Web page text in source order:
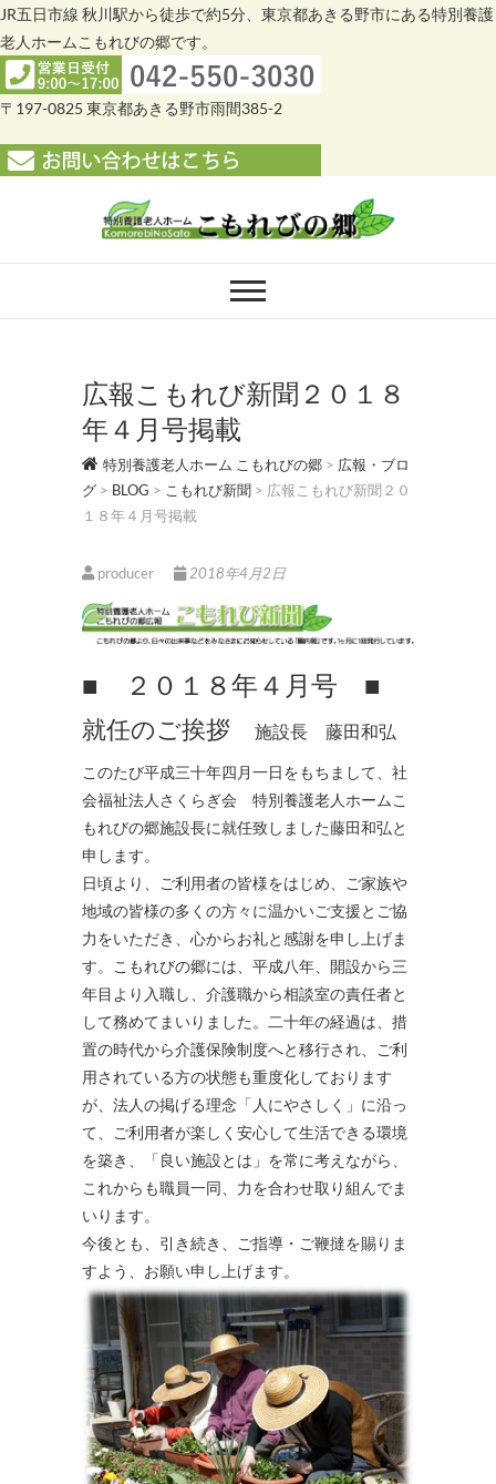
JR五日市線 秋川駅から徒歩で約5分、東京都あきる野市にある特別養護
老人ホームこもれびの郷です。
〒197-0825 東京都あきる野市雨間385-2
特別養護老人ホー
ム こもれびの郷
広報こもれび新聞２０１８
年４月号掲載
特別養護老人ホーム こもれびの郷 > 広報・ブロ
グ > BLOG > こもれび新聞 > 広報こもれび新聞２０
１８年４月号掲載
producer 2018年4月2日
■ ２０１８年４月号 ■
就任のご挨拶 施設長 藤田和弘
このたび平成三十年四月一日をもちまして、社
会福祉法人さくらぎ会 特別養護老人ホームこ
もれびの郷施設長に就任致しました藤田和弘と
申します。
日頃より、ご利用者の皆様をはじめ、ご家族や
地域の皆様の多くの方々に温かいご支援とご協
力をいただき、心からお礼と感謝を申し上げま
す。こもれびの郷には、平成八年、開設から三
年目より入職し、介護職から相談室の責任者と
して務めてまいりました。二十年の経過は、措
置の時代から介護保険制度へと移行され、ご利
用されている方の状態も重度化しております
が、法人の掲げる理念「人にやさしく」に沿っ
て、ご利用者が楽しく安心して生活できる環境
を築き、「良い施設とは」を常に考えながら、
これからも職員一同、力を合わせ取り組んでま
いります。
今後とも、引き続き、ご指導・ご鞭撻を賜りま
すよう、お願い申し上げます。